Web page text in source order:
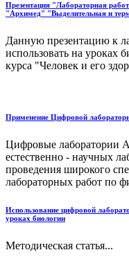
Презентация "Лабораторная
"Архимед" "Выделительная и
Данную презентацию к
использовать на уроках
курса "Человек и его
Применение Цифровой
Цифровые лаборатории
естественно - научных
проведения широкого
лабораторных работ по
Использование цифровой
уроках биологии
Методическая статья...